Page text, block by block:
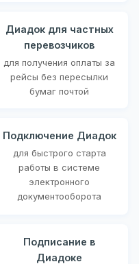
Диадок для частных
перевозчиков
для получения оплаты за
рейсы без пересылки
бумаг почтой
Подключение Диадок
для быстрого старта
работы в системе
электронного
документооборота
Подписание в
Диадоке